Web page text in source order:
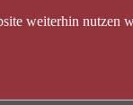
weiterhin nutzen